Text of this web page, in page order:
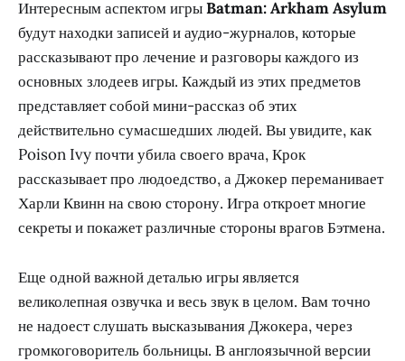
Интересным аспектом игрыBatman: Arkham Asylum
будут находки записей и аудио-журналов, которые
рассказывают про лечение и разговоры каждого из
основных злодеев игры. Каждый из этих предметов
представляет собой мини-рассказ об этих
действительно сумасшедших людей. Вы увидите, как
Poison Ivy почти убила своего врача, Крок
рассказывает про людоедство, а Джокер переманивает
Харли Квинн на свою сторону. Игра откроет многие
секреты и покажет различные стороны врагов Бэтмена.
Еще одной важной деталью игры является
великолепная озвучка и весь звук в целом. Вам точно
не надоест слушать высказывания Джокера, через
громкоговоритель больницы. В англоязычной версии